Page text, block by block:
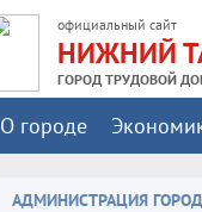
официальный сайт
НИЖНИЙ
ГОРОД ТРУДОВОЙ
О городе
АДМИНИСТРАЦИЯ